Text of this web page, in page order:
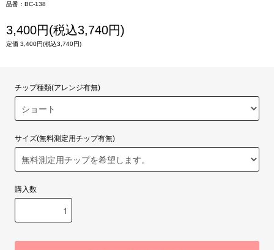
品番：BC-138
3,400円(税込3,740円)
定価 3,400円(税込3,740円)
チップ種類(アレンジ有無)
サイズ(無料測定用チップ有無)
購入数